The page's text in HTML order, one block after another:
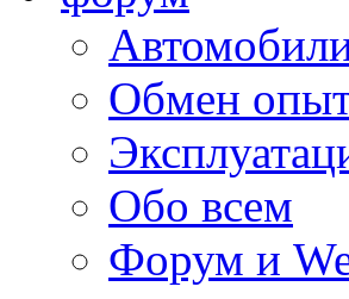
Обмен
Обо всем
Форум и